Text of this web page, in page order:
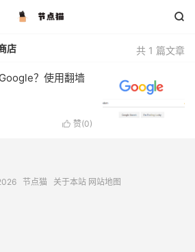

共 1 篇文章
店
？使用翻墙
 赞(0)
节点猫 关于本站 网站地图